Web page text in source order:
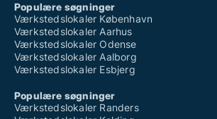
Populære søgninger
Værkstedslokaler København
Værkstedslokaler Aarhus
Værkstedslokaler Odense
Værkstedslokaler Aalborg
Værkstedslokaler Esbjerg
Populære søgninger
Værkstedslokaler Randers